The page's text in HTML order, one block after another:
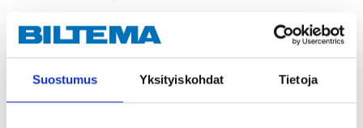
Suostumus Yksityiskohdat Tietoja
Technical specifications
Material
Polyethylene, HDPE